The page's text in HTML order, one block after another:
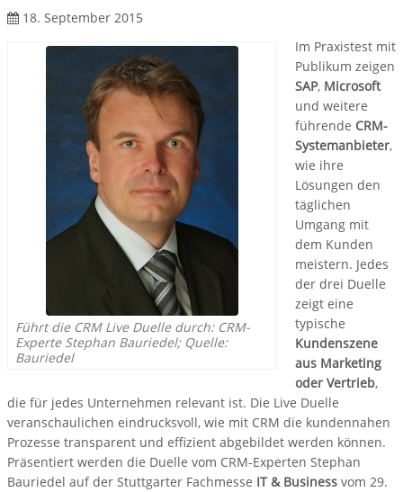
18. September 2015
Führt die CRM Live Duelle durch: CRM-
Experte Stephan Bauriedel; Quelle:
Bauriedel
Im Praxistest mit
Publikum zeigen
SAP, Microsoft
und weitere
führende CRM-
Systemanbieter,
wie ihre
Lösungen den
täglichen
Umgang mit
dem Kunden
meistern. Jedes
der drei Duelle
zeigt eine
typische
Kundenszene
aus Marketing
oder Vertrieb,
die für jedes Unternehmen relevant ist. Die Live Duelle
veranschaulichen eindrucksvoll, wie mit CRM die kundennahen
Prozesse transparent und effizient abgebildet werden können.
Präsentiert werden die Duelle vom CRM-Experten Stephan
Bauriedel auf der Stuttgarter Fachmesse IT & Business vom 29.